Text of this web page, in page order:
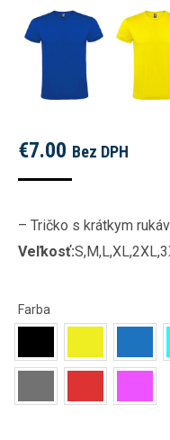
€7.00 Bez DPH
– Tričko s krátkym
Veľkosť:
Farba